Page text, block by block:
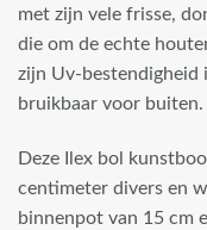
met zijn vele frisse,
die om de echte
zijn Uv-bestendigheid
bruikbaar voor buiten.
Deze Ilex bol
centimeter divers en
binnenpot van 15 cm